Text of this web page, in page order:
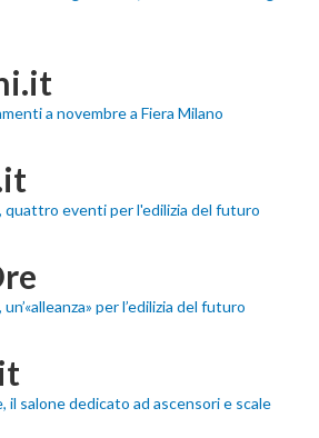
a novembre a Fiera Milano
quattro eventi per l'edilizia del futuro
per l’edilizia del futuro
il salone dedicato ad ascensori e scale